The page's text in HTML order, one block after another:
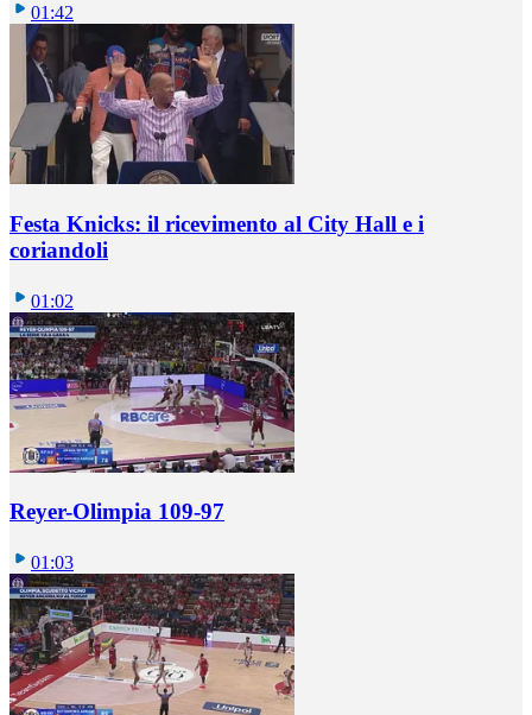
01:42
Festa Knicks: il ricevimento al City Hall e i
coriandoli
01:02
Reyer-Olimpia 109-97
01:03